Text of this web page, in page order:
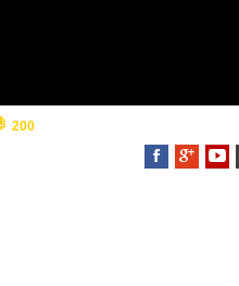
200